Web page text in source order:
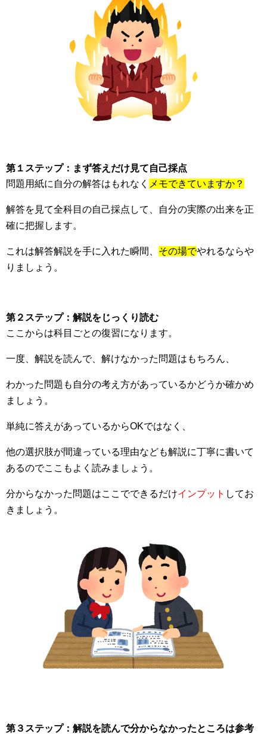
第１ステップ：まず答えだけ見て自己採点
問題用紙に自分の解答はもれなく メモできていますか？
解答を見て全科目の自己採点して、自分の実際の出来を正
確に把握します。
これは解答解説を手に入れた瞬間、 その場でやれるならや
りましょう。
第２ステップ：解説をじっくり読む
ここからは科目ごとの復習になります。
一度、解説を読んで、解けなかった問題はもちろん、
わかった問題も自分の考え方があっているかどうか確かめ
ましょう。
単純に答えがあっているからOKではなく、
他の選択肢が間違っている理由なども解説に丁寧に書いて
あるのでここもよく読みましょう。
分からなかった問題はここでできるだけインプット してお
きましょう。
第３ステップ：解説を読んで分からなかったところは参考